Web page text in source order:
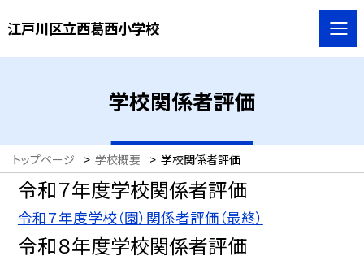
江戸川区立西葛西小学校
学校関係者評価
トップページ > 学校概要 > 学校関係者評価
令和７年度学校関係者評価
令和７年度学校（園）関係者評価（最終）
令和８年度学校関係者評価